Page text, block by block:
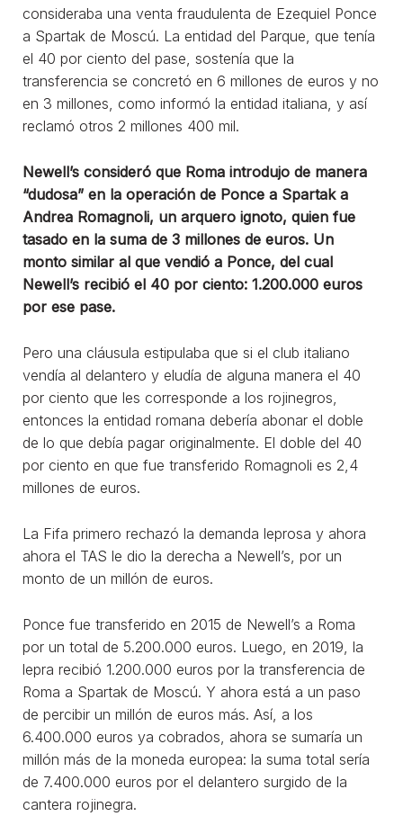
consideraba una venta fraudulenta de Ezequiel Ponce
a Spartak de Moscú. La entidad del Parque, que tenía
el 40 por ciento del pase, sostenía que la
transferencia se concretó en 6 millones de euros y no
en 3 millones, como informó la entidad italiana, y así
reclamó otros 2 millones 400 mil.
Newell’s consideró que Roma introdujo de manera
“dudosa” en la operación de Ponce a Spartak a
Andrea Romagnoli, un arquero ignoto, quien fue
tasado en la suma de 3 millones de euros. Un
monto similar al que vendió a Ponce, del cual
Newell’s recibió el 40 por ciento: 1.200.000 euros
por ese pase.
Pero una cláusula estipulaba que si el club italiano
vendía al delantero y eludía de alguna manera el 40
por ciento que les corresponde a los rojinegros,
entonces la entidad romana debería abonar el doble
de lo que debía pagar originalmente. El doble del 40
por ciento en que fue transferido Romagnoli es 2,4
millones de euros.
La Fifa primero rechazó la demanda leprosa y ahora
ahora el TAS le dio la derecha a Newell’s, por un
monto de un millón de euros.
Ponce fue transferido en 2015 de Newell’s a Roma
por un total de 5.200.000 euros. Luego, en 2019, la
lepra recibió 1.200.000 euros por la transferencia de
Roma a Spartak de Moscú. Y ahora está a un paso
de percibir un millón de euros más. Así, a los
6.400.000 euros ya cobrados, ahora se sumaría un
millón más de la moneda europea: la suma total sería
de 7.400.000 euros por el delantero surgido de la
cantera rojinegra.